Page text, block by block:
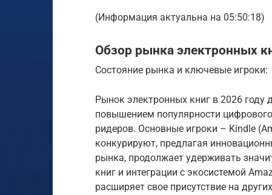
(Информация актуальна на 05:50:18)
Обзор рынка электронных
Состояние рынка и ключевые игроки:
Рынок электронных книг в 2026 году
повышением популярности
ридеров. Основные игроки – Kindle
конкурируют, предлагая
рынка, продолжает удерживать
книг и интеграции с экосистемой
расширяет свое присутствие на